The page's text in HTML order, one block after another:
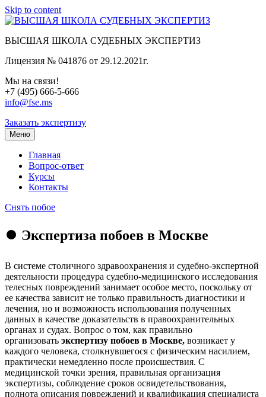
Skip to content
ВЫСШАЯ ШКОЛА СУДЕБНЫХ ЭКСПЕРТИЗ
Лицензия № 041876 от 29.12.2021г.
Мы на связи!
+7 (495) 666-5-666
info@fse.ms
Заказать экспертизу
Меню
Главная
Вопрос-ответ
Курсы
Контакты
Снять побое
⏺️ Экспертиза побоев в Москве
В системе столичного здравоохранения и судебно-экспертной
деятельности процедура судебно-медицинского исследования
телесных повреждений занимает особое место, поскольку от
ее качества зависит не только правильность диагностики и
лечения, но и возможность использования полученных
данных в качестве доказательств в правоохранительных
органах и судах. Вопрос о том, как правильно
организовать экспертизу побоев в Москве, возникает у
каждого человека, столкнувшегося с физическим насилием,
практически немедленно после происшествия. С
медицинской точки зрения, правильная организация
экспертизы, соблюдение сроков освидетельствования,
полнота описания повреждений и квалификация специалиста